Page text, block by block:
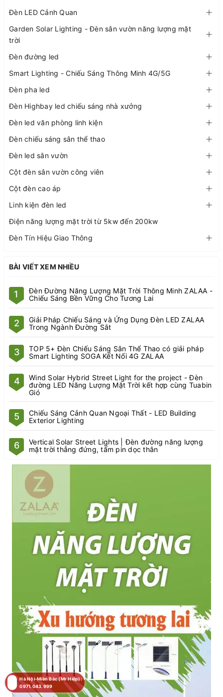
Đèn LED Cảnh Quan
Garden Solar Lighting - Đèn sân vườn năng lượng mặt
trời
Đèn đường led
Smart Lighting - Chiếu Sáng Thông Minh 4G/5G
Đèn pha led
Đèn Highbay led chiếu sáng nhà xưởng
Đèn led văn phòng linh kiện
Đèn chiếu sáng sân thể thao
Đèn led sân vườn
Cột đèn sân vườn công viên
Cột đèn cao áp
Linh kiện đèn led
Điện năng lượng mặt trời từ 5kw đến 200kw
Đèn Tín Hiệu Giao Thông
BÀI VIẾT XEM NHIỀU
1
Đèn Đường Năng Lượng Mặt Trời Thông Minh ZALAA -
Chiếu Sáng Bền Vững Cho Tương Lai
2
Giải Pháp Chiếu Sáng và Ứng Dụng Đèn LED ZALAA
Trong Ngành Đường Sắt
3
TOP 5+ Đèn Chiếu Sáng Sân Thể Thao có giải pháp
Smart Lighting SOGA Kết Nối 4G ZALAA
4
Wind Solar Hybrid Street Light for the project - Đèn
đường LED Năng Lượng Mặt Trời kết hợp cùng Tuabin
Gió
5
Chiếu Sáng Cảnh Quan Ngoại Thất - LED Building
Exterior Lighting
6
Vertical Solar Street Lights | Đèn đường năng lượng
mặt trời thẳng đứng, tấm pin dọc thân
Hà Nội-Miền Bắc (Mr Hiệp):
0971.043.999